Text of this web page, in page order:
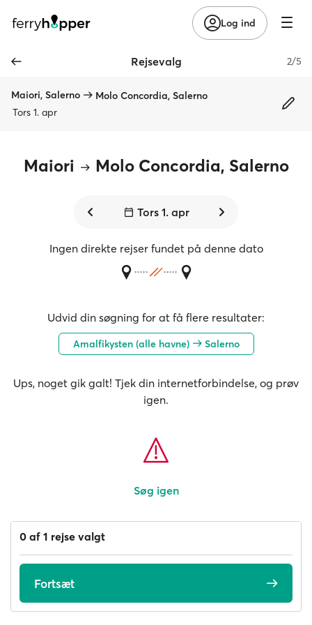
Log ind
Rejsevalg 2/5
Maiori, Salerno
Molo Concordia, Salerno
Tors 1. apr
Maiori Molo Concordia, Salerno
Tors 1. apr
Ingen direkte rejser fundet på denne dato
Udvid din søgning for at få flere resultater:
Amalfikysten (alle havne) Salerno
Ups, noget gik galt! Tjek din internetforbindelse, og prøv
igen.
Søg igen
0 af 1 rejse valgt
Fortsæt